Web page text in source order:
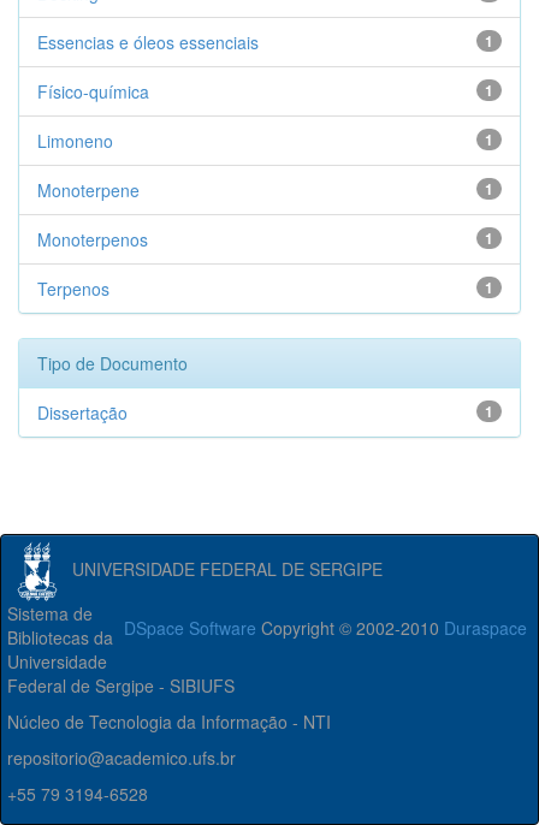
1
Essencias e óleos essenciais
1
Físico-química
1
Limoneno
1
Monoterpene
1
Monoterpenos
1
Terpenos
Tipo de Documento
1
Dissertação
UNIVERSIDADE FEDERAL DE SERGIPE
DSpace Software Copyright © 2002-2010 Duraspace
Sistema de
Bibliotecas da
Universidade
Federal de Sergipe - SIBIUFS
Núcleo de Tecnologia da Informação - NTI
repositorio@academico.ufs.br
+55 79 3194-6528